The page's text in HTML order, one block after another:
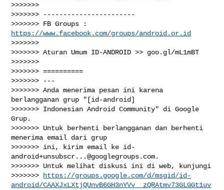
>>>>>>>
>>>>>>> -----------------------
https://www.facebook.com/groups/android.or.id
>>>>>>>
>>>>>>> Aturan Umum ID-ANDROID >> goo.gl/mL1mBT
>>>>>>>
>>>>>>> ==========
>>>>>>> ---
>>>>>>> Anda menerima pesan ini karena
berlangganan grup "[id-android]
>>>>>>> Indonesian Android Community" di Google
Grup.
>>>>>>> Untuk berhenti berlangganan dan berhenti
menerima email dari grup
>>>>>>> ini, kirim email ke id-
android+unsubscr...@googlegroups.com.
>>>>>>> Untuk melihat diskusi ini di web, kunjungi
>>>>>>>
https://groups.google.com/d/msgid/id-
android/CAAXJxLXtjQUnvB6GH3nYVv__zQRAtmv73GLGGt1uv